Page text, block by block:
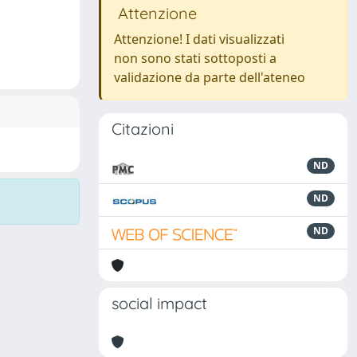
Attenzione
Attenzione! I dati visualizzati
non sono stati sottoposti a
validazione da parte dell'ateneo
Citazioni
ND
ND
ND
social impact